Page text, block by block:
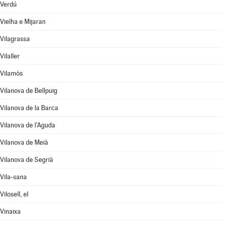
Verdú
Vielha e Mijaran
Vilagrassa
Vilaller
Vilamòs
Vilanova de Bellpuig
Vilanova de la Barca
Vilanova de l'Aguda
Vilanova de Meià
Vilanova de Segrià
Vila-sana
Vilosell, el
Vinaixa